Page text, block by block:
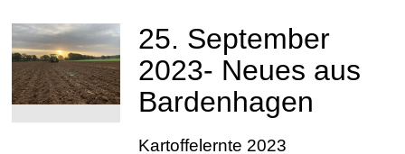
25. September
2023- Neues aus
Bardenhagen
Kartoffelernte 2023